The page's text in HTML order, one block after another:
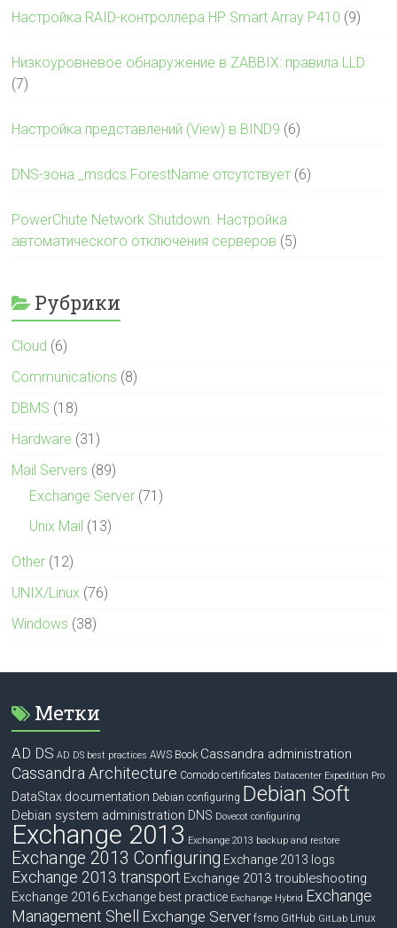
Настройка RAID-контроллера HP Smart Array P410 (9)
Низкоуровневое обнаружение в ZABBIX: правила LLD
(7)
Настройка представлений (View) в BIND9 (6)
DNS-зона _msdcs.ForestName отсутствует (6)
PowerChute Network Shutdown. Настройка
автоматического отключения серверов (5)
Рубрики
Cloud (6)
Communications (8)
DBMS (18)
Hardware (31)
Mail Servers (89)
Exchange Server (71)
Unix Mail (13)
Other (12)
UNIX/Linux (76)
Windows (38)
Метки
AD DS AD DS best practices AWS Book Cassandra administration
Cassandra Architecture Comodo certificates Datacenter Expedition Pro
DataStax documentation Debian configuring Debian Soft
Debian system administration DNS Dovecot configuring
Exchange 2013 Exchange 2013 backup and restore
Exchange 2013 Configuring Exchange 2013 logs
Exchange 2013 transport Exchange 2013 troubleshooting
Exchange 2016 Exchange best practice Exchange Hybrid Exchange
Management Shell
Exchange Server fsmo GitHub GitLab Linux